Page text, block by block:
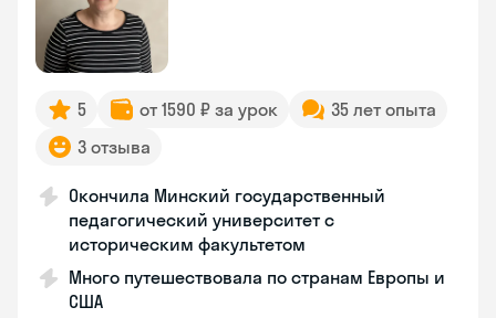
5 от 1590 ₽ за урок
35 лет опыта
3 отзыва
Окончила Минский государственный
педагогический университет с
историческим факультетом
Много путешествовала по странам Европы и
США